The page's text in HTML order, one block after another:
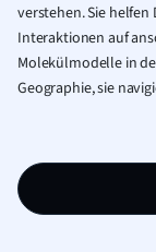
verstehen. Sie helfen
Interaktionen auf
Molekülmodelle in
Geographie, sie